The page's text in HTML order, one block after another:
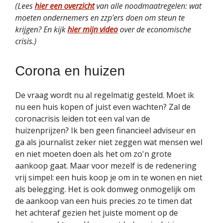
(Leeshier een overzichtvan alle noodmaatregelen: wat
moeten ondernemers en zzp'ers doen om steun te
krijgen? En kijkhier mijn videoover de economische
crisis.)
Corona en huizen
De vraag wordt nu al regelmatig gesteld. Moet ik
nu een huis kopen of juist even wachten? Zal de
coronacrisis leiden tot een val van de
huizenprijzen? Ik ben geen financieel adviseur en
ga als journalist zeker niet zeggen wat mensen wel
en niet moeten doen als het om zo'n grote
aankoop gaat. Maar voor mezelf is de redenering
vrij simpel: een huis koop je om in te wonen en niet
als belegging. Het is ook domweg onmogelijk om
de aankoop van een huis precies zo te timen dat
het achteraf gezien het juiste moment op de